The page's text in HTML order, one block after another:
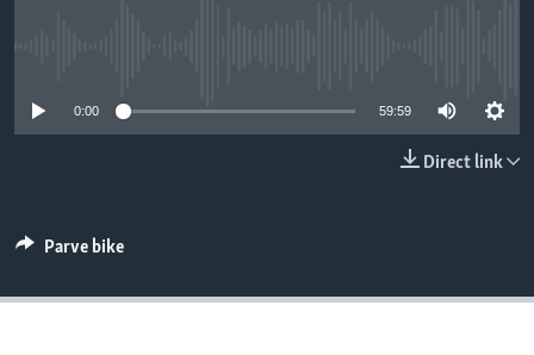
SERNIVÎS
Learning English
FOLLOW US
0:00 59:59
Direct link
Parve bike